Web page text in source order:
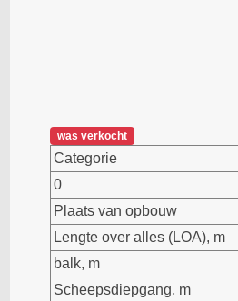
was verkocht
Categorie
0
Plaats van opbouw
Lengte over alles (LOA), m
balk, m
Scheepsdiepgang, m